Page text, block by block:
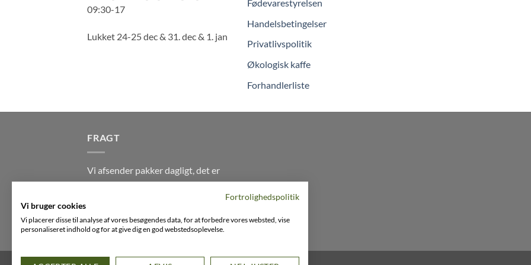
09:30-17
Lukket 24-25 dec & 31. dec & 1. jan
Fødevarestyrelsen
Handelsbetingelser
Privatlivspolitik
Økologisk kaffe
Forhandlerliste
FRAGT
Vi afsender pakker dagligt, det er
din garanti for stabil levering
ordre over DKK395
Fortrolighedspolitik
Vi bruger cookies
Vi placerer disse til analyse af vores besøgendes data, for at forbedre vores websted, vise
personaliseret indhold og for at give dig en god webstedsoplevelse.